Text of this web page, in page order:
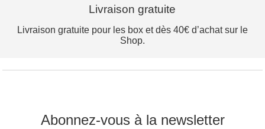
Livraison gratuite
Livraison gratuite pour les box et dès 40€ d’achat sur le
Shop.
Abonnez-vous à la newsletter